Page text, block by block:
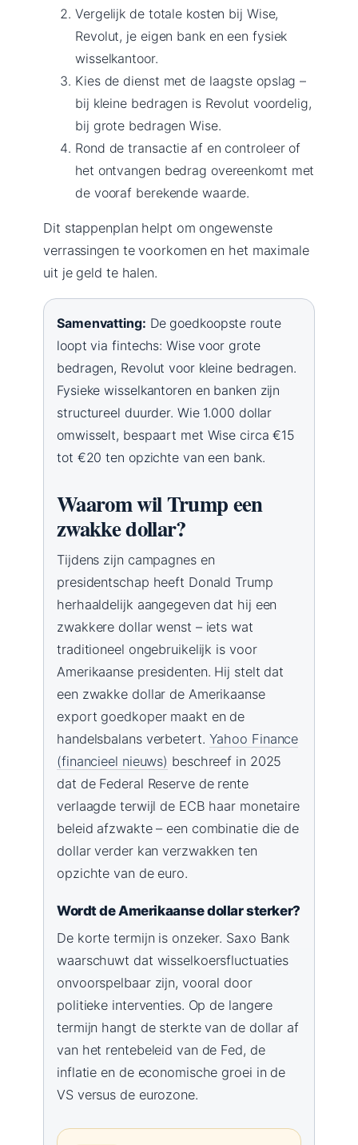
Vergelijk de totale kosten bij Wise,
Revolut, je eigen bank en een fysiek
wisselkantoor.
Kies de dienst met de laagste opslag –
bij kleine bedragen is Revolut voordelig,
bij grote bedragen Wise.
Rond de transactie af en controleer of
het ontvangen bedrag overeenkomt met
de vooraf berekende waarde.
Dit stappenplan helpt om ongewenste
verrassingen te voorkomen en het maximale
uit je geld te halen.
Samenvatting: De goedkoopste route
loopt via fintechs: Wise voor grote
bedragen, Revolut voor kleine bedragen.
Fysieke wisselkantoren en banken zijn
structureel duurder. Wie 1.000 dollar
omwisselt, bespaart met Wise circa €15
tot €20 ten opzichte van een bank.
Waarom wil Trump een
zwakke dollar?
Tijdens zijn campagnes en
presidentschap heeft Donald Trump
herhaaldelijk aangegeven dat hij een
zwakkere dollar wenst – iets wat
traditioneel ongebruikelijk is voor
Amerikaanse presidenten. Hij stelt dat
een zwakke dollar de Amerikaanse
export goedkoper maakt en de
handelsbalans verbetert. Yahoo Finance
(financieel nieuws) beschreef in 2025
dat de Federal Reserve de rente
verlaagde terwijl de ECB haar monetaire
beleid afzwakte – een combinatie die de
dollar verder kan verzwakken ten
opzichte van de euro.
Wordt de Amerikaanse dollar sterker?
De korte termijn is onzeker. Saxo Bank
waarschuwt dat wisselkoersfluctuaties
onvoorspelbaar zijn, vooral door
politieke interventies. Op de langere
termijn hangt de sterkte van de dollar af
van het rentebeleid van de Fed, de
inflatie en de economische groei in de
VS versus de eurozone.